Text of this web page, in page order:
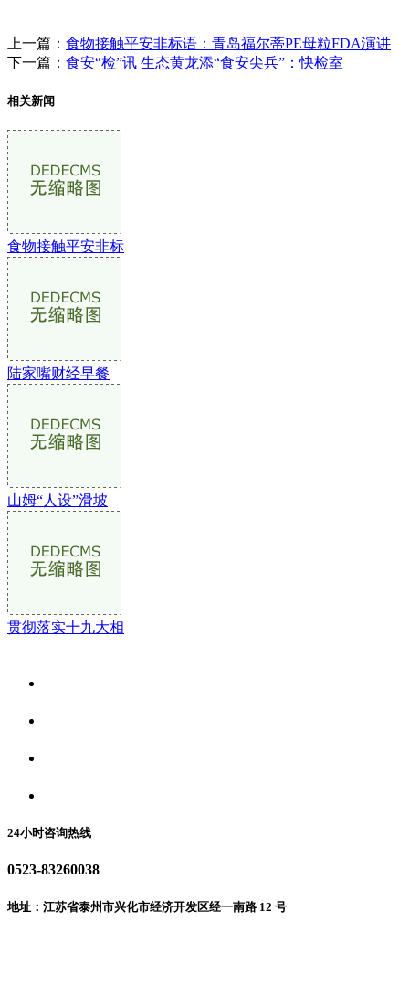
上一篇： 食物接触平安非标语：青岛福尔蒂PE母粒FDA演讲
下一篇： 食安“检”讯 生态黄龙添“食安尖兵”：快检室
相关新闻
食物接触平安非标
陆家嘴财经早餐
山姆“人设”滑坡
贯彻落实十九大相
24小时咨询热线
0523-83260038
地址：江苏省泰州市兴化市经济开发区经一南路 12 号